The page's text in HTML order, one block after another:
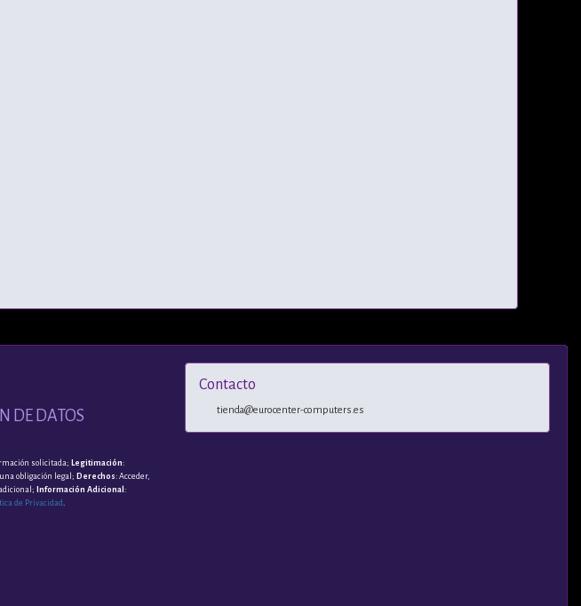
DE DATOS
solicitada; Legitimación:
obligación legal; Derechos: Acceder,
Información Adicional :
de Privacidad.
Contacto
tienda@eurocenter-computers.es